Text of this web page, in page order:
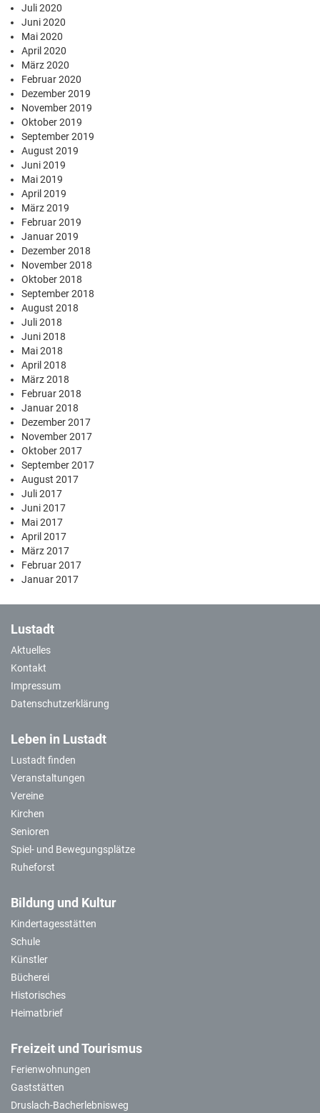
Juli 2020
Juni 2020
Mai 2020
April 2020
März 2020
Februar 2020
Dezember 2019
November 2019
Oktober 2019
September 2019
August 2019
Juni 2019
Mai 2019
April 2019
März 2019
Februar 2019
Januar 2019
Dezember 2018
November 2018
Oktober 2018
September 2018
August 2018
Juli 2018
Juni 2018
Mai 2018
April 2018
März 2018
Februar 2018
Januar 2018
Dezember 2017
November 2017
Oktober 2017
September 2017
August 2017
Juli 2017
Juni 2017
Mai 2017
April 2017
März 2017
Februar 2017
Januar 2017
Lustadt
Aktuelles
Kontakt
Impressum
Datenschutzerklärung
Leben in Lustadt
Lustadt finden
Veranstaltungen
Vereine
Kirchen
Senioren
Spiel- und Bewegungsplätze
Ruheforst
Bildung und Kultur
Kindertagesstätten
Schule
Künstler
Bücherei
Historisches
Heimatbrief
Freizeit und Tourismus
Ferienwohnungen
Gaststätten
Druslach-Bacherlebnisweg